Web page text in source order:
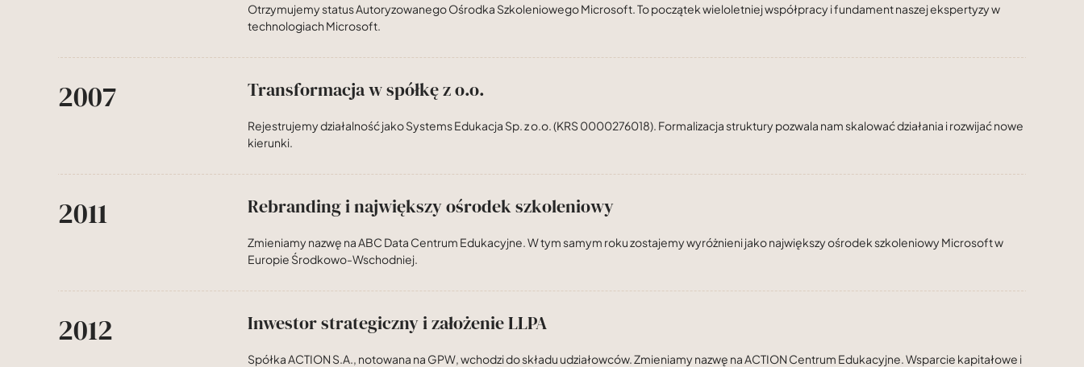
Otrzymujemy status Autoryzowanego Ośrodka Szkoleniowego Microsoft. To początek wieloletniej współpracy i fundament naszej ekspertyzy w
technologiach Microsoft.
2007 Transformacja w spółkę z o.o.
Rejestrujemy działalność jako Systems Edukacja Sp. z o.o. (KRS 0000276018). Formalizacja struktury pozwala nam skalować działania i rozwijać nowe
kierunki.
2011 Rebranding i największy ośrodek szkoleniowy
Zmieniamy nazwę na ABC Data Centrum Edukacyjne. W tym samym roku zostajemy wyróżnieni jako największy ośrodek szkoleniowy Microsoft w
Europie Środkowo-Wschodniej.
2012 Inwestor strategiczny i założenie LLPA
Spółka ACTION S.A., notowana na GPW, wchodzi do składu udziałowców. Zmieniamy nazwę na ACTION Centrum Edukacyjne. Wsparcie kapitałowe i